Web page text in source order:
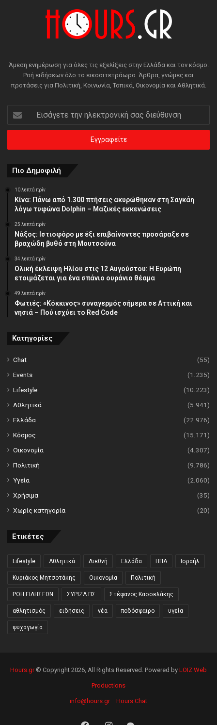
Άμεση ενημέρωση για όλες τις εξελίξεις στην Ελλάδα και τον κόσμο.
Ροή ειδήσεων όλο το εικοσιτετράωρο. Άρθρα, γνώμες και
προτάσεις για Πολιτική, Κοινωνία, Τοπικά, Οικονομία και Αθλητικά.
Εισάγετε
την
ηλεκτρονική
διεύθυνση
Πιο Δημοφιλή
10 λεπτά πρίν
Κίνα: Πάνω από 1.300 πτήσεις ακυρώθηκαν στη Σαγκάη
λόγω τυφώνα Dolphin – Μαζικές εκκενώσεις
25 λεπτά πρίν
Νάξος: Ιστιοφόρο με έξι επιβαίνοντες προσάραξε σε
βραχώδη βυθό στη Μουτσούνα
34 λεπτά πρίν
Ολική έκλειψη Ηλίου στις 12 Αυγούστου: Η Ευρώπη
ετοιμάζεται για ένα σπάνιο ουράνιο θέαμα
49 λεπτά πρίν
Φωτιές: «Κόκκινος» συναγερμός σήμερα σε Αττική και
νησιά – Πού ισχύει το Red Code
Κατηγορίες
Chat
(55)
Events
(1.235)
Lifestyle
(10.223)
Αθλητικά
(5.941)
Ελλάδα
(22.976)
Κόσμος
(15.171)
Οικονομία
(4.307)
Πολιτική
(9.786)
Υγεία
(2.060)
Χρήσιμα
(35)
Χωρίς κατηγορία
(20)
Ετικέτες
Lifestyle Αθλητικά Διεθνή Ελλάδα ΗΠΑ Ισραήλ
Κυριάκος Μητσοτάκης Οικονομία Πολιτική
ΡΟΗ ΕΙΔΗΣΕΩΝ ΣΥΡΙΖΑ ΠΣ Στέφανος Κασσελάκης
αθλητισμός ειδήσεις νέα ποδόσφαιρο υγεία
ψυχαγωγία
Hours.gr© Copyright 2026, All Rights Reserved. Powered by LOIZ Web
Productions
info@hours.gr Hours Chat